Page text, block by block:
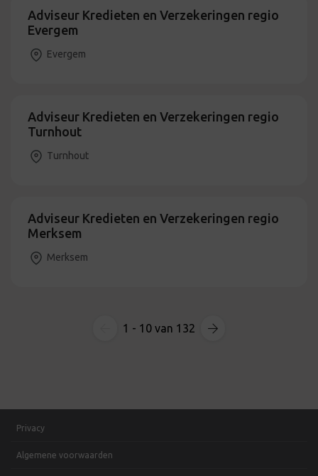
Adviseur Kredieten en Verzekeringen regio
Evergem
Evergem
Adviseur Kredieten en Verzekeringen regio
Turnhout
Turnhout
Adviseur Kredieten en Verzekeringen regio
Merksem
Merksem
1 - 10 van 132
Privacy
Algemene voorwaarden